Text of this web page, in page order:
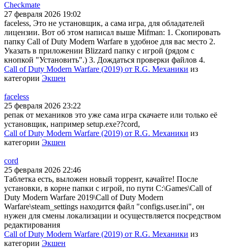
Checkmate
27 февраля 2026 19:02
faceless, Это не установщик, а сама игра, для обладателей
лицензии. Вот об этом написал выше Mifman: 1. Скопировать
папку Call of Duty Modern Warfare в удобное для вас место 2.
Указать в приложении Blizzard папку с игрой (рядом с
кнопкой "Установить".) 3. Дождаться проверки файлов 4.
Call of Duty Modern Warfare (2019) от R.G. Механики из
категории Экшен
faceless
25 февраля 2026 23:22
репак от механиков это уже сама игра скачаете или только её
установщик, например setup.exe??cord,
Call of Duty Modern Warfare (2019) от R.G. Механики из
категории Экшен
cord
25 февраля 2026 22:46
Таблетка есть, выложен новый торрент, качайте! После
установки, в корне папки с игрой, по пути C:\Games\Call of
Duty Modern Warfare 2019\Call of Duty Modern
Warfare\steam_settings находится файл "configs.user.ini", он
нужен для смены локализации и осуществляется посредством
редактирования
Call of Duty Modern Warfare (2019) от R.G. Механики из
категории Экшен